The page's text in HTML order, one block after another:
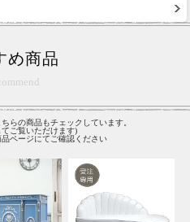
め商品
らの商品もチェックしています。
ご覧いただけます)
ページにてご確認ください